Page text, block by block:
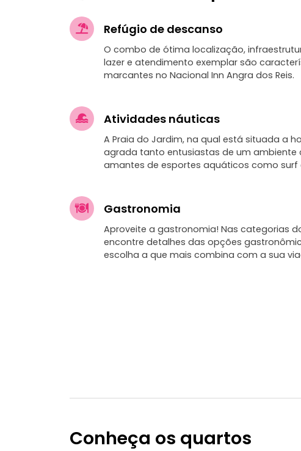
Refúgio de descanso
O combo de ótima localização,
lazer e atendimento exemplar são
marcantes no Nacional Inn Angra dos Reis.
Atividades náuticas
A Praia do Jardim, na qual está situada a
agrada tanto entusiastas de um ambiente
amantes de esportes aquáticos como surf
Gastronomia
Aproveite a gastronomia! Nas categorias
encontre detalhes das opções
escolha a que mais combina com a sua
Conheça os quartos